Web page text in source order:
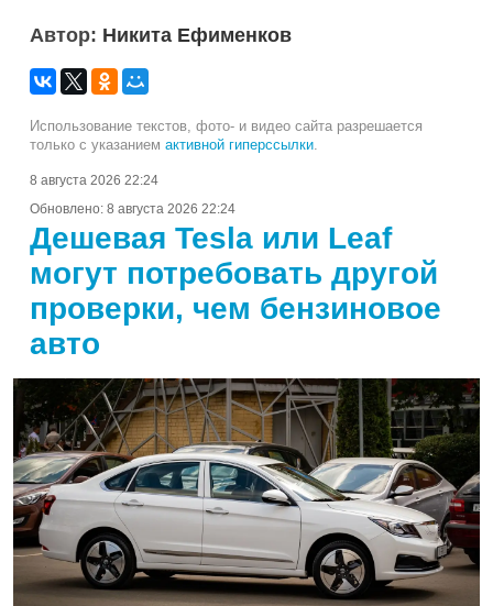
Автор: Никита Ефименков
Использование текстов, фото- и видео сайта разрешается
только с указанием активной гиперссылки.
8 августа 2026 22:24
Обновлено: 8 августа 2026 22:24
Дешевая Tesla или Leaf
могут потребовать другой
проверки, чем бензиновое
авто